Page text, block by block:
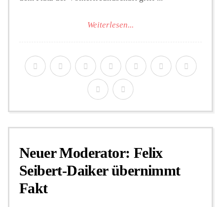
Weiterlesen...
Neuer Moderator: Felix
Seibert-Daiker übernimmt
Fakt